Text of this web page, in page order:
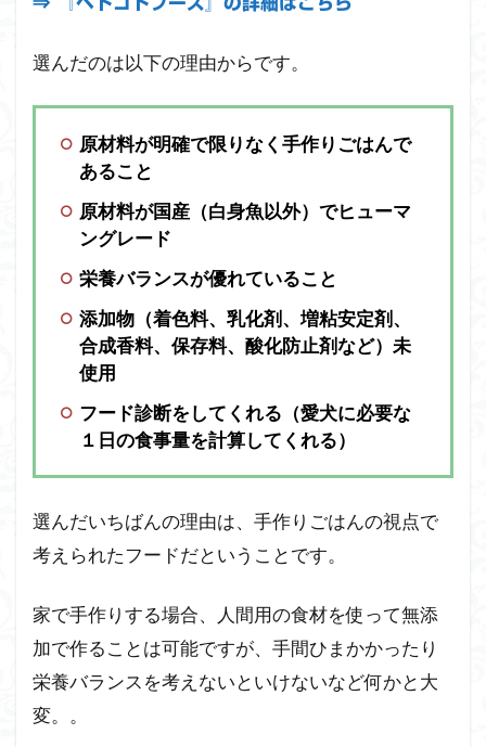
コト
ズ
『チ
キ
ン』
の２
匹の
食い
つき
を検
証
【２
食
目】
（タ
ップ
で開
す）
2.3
ビ
（Beef）
た感想と
２匹の食
選んだのは以下の理由からです。
原材料が明確で限りなく手作りごはんで
あること
原材料が国産（白身魚以外）でヒューマ
ングレード
栄養バランスが優れていること
添加物（着色料、乳化剤、増粘安定剤、
合成香料、保存料、酸化防止剤など）未
使用
フード診断をしてくれる（愛犬に必要な
１日の食事量を計算してくれる）
選んだいちばんの理由は、手作りごはんの視点で
考えられたフードだということです。
家で手作りする場合、人間用の食材を使って無添
加で作ることは可能ですが、手間ひまかかったり
栄養バランスを考えないといけないなど何かと大
変。。